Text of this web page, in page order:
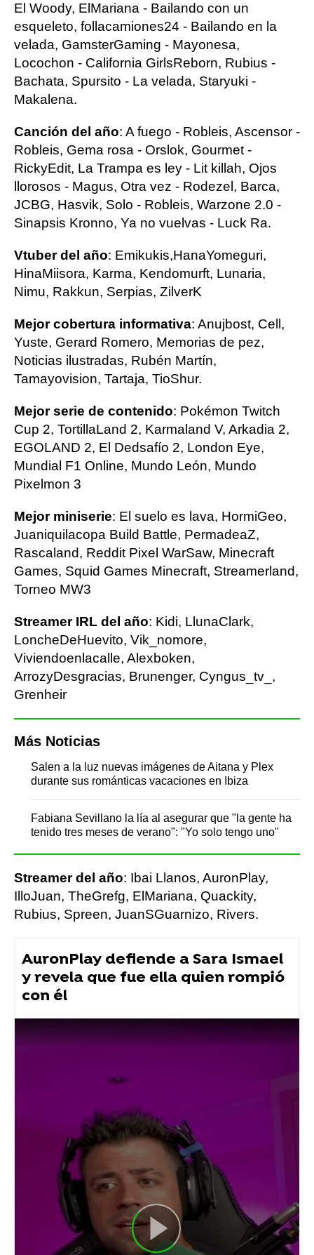
El Woody, ElMariana - Bailando con un
esqueleto, follacamiones24 - Bailando en la
velada, GamsterGaming - Mayonesa,
Locochon - California GirlsReborn, Rubius -
Bachata, Spursito - La velada, Staryuki -
Makalena.
Canción del año: A fuego - Robleis, Ascensor -
Robleis, Gema rosa - Orslok, Gourmet -
RickyEdit, La Trampa es ley - Lit killah, Ojos
llorosos - Magus, Otra vez - Rodezel, Barca,
JCBG, Hasvik, Solo - Robleis, Warzone 2.0 -
Sinapsis Kronno, Ya no vuelvas - Luck Ra.
Vtuber del año: Emikukis,HanaYomeguri,
HinaMiisora, Karma, Kendomurft, Lunaria,
Nimu, Rakkun, Serpias, ZilverK
Mejor cobertura informativa: Anujbost, Cell,
Yuste, Gerard Romero, Memorias de pez,
Noticias ilustradas, Rubén Martín,
Tamayovision, Tartaja, TioShur.
Mejor serie de contenido: Pokémon Twitch
Cup 2, TortillaLand 2, Karmaland V, Arkadia 2,
EGOLAND 2, El Dedsafío 2, London Eye,
Mundial F1 Online, Mundo León, Mundo
Pixelmon 3
Mejor miniserie: El suelo es lava, HormiGeo,
Juaniquilacopa Build Battle, PermadeaZ,
Rascaland, Reddit Pixel WarSaw, Minecraft
Games, Squid Games Minecraft, Streamerland,
Torneo MW3
Streamer IRL del año: Kidi, LlunaClark,
LoncheDeHuevito, Vik_nomore,
Viviendoenlacalle, Alexboken,
ArrozyDesgracias, Brunenger, Cyngus_tv_,
Grenheir
Más Noticias
Salen a la luz nuevas imágenes de Aitana y Plex
durante sus románticas vacaciones en Ibiza
Fabiana Sevillano la lía al asegurar que "la gente ha
tenido tres meses de verano": "Yo solo tengo uno"
Streamer del año: Ibai Llanos, AuronPlay,
IlloJuan, TheGrefg, ElMariana, Quackity,
Rubius, Spreen, JuanSGuarnizo, Rivers.
AuronPlay defiende a Sara Ismael
y revela que fue ella quien rompió
con él